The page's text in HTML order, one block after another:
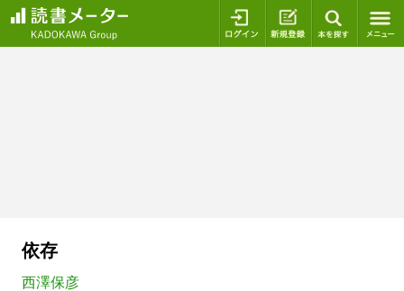
ログイン 新規登録
依存
西澤保彦